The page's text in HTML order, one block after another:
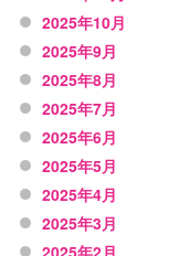
2025年10月
2025年9月
2025年8月
2025年7月
2025年6月
2025年5月
2025年4月
2025年3月
2025年2月